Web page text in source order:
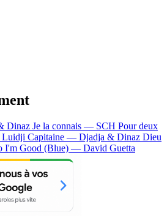
Dinaz Je la connais — SCH Pour deux
Luidji Capitaine — Djadja & Dinaz Dieu
I'm Good (Blue) — David Guetta